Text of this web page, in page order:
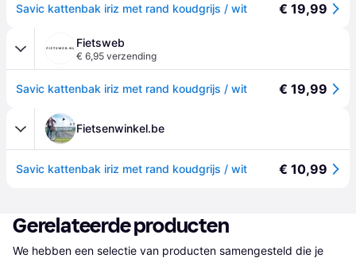
Savic kattenbak iriz met rand koudgrijs / wit € 19,99
Fietsweb
€ 6,95 verzending
Savic kattenbak iriz met rand koudgrijs / wit € 19,99
Fietsenwinkel.be
Savic kattenbak iriz met rand koudgrijs / wit € 10,99
Gerelateerde producten
We hebben een selectie van producten samengesteld die je